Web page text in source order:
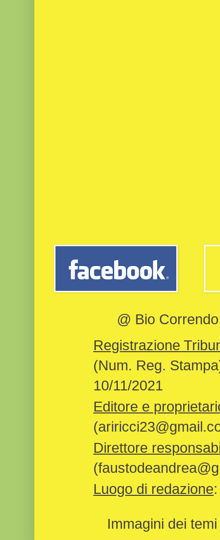
@ Bio
Registrazione
(Num. Reg.
10/11/2021
Editore e
Direttore
Luogo di redazione
Immagini dei